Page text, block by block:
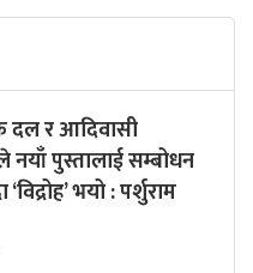
दल र आदिवासी
पुस्तालाई सम्बोधन
भयो : पर्शुराम